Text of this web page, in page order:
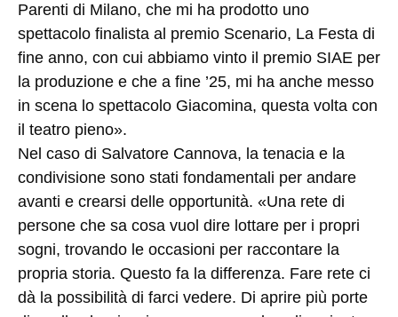
Parenti di Milano, che mi ha prodotto uno
spettacolo finalista al premio Scenario, La Festa di
fine anno, con cui abbiamo vinto il premio SIAE per
la produzione e che a fine ’25, mi ha anche messo
in scena lo spettacolo Giacomina, questa volta con
il teatro pieno».
Nel caso di Salvatore Cannova, la tenacia e la
condivisione sono stati fondamentali per andare
avanti e crearsi delle opportunità. «Una rete di
persone che sa cosa vuol dire lottare per i propri
sogni, trovando le occasioni per raccontare la
propria storia. Questo fa la differenza. Fare rete ci
dà la possibilità di farci vedere. Di aprire più porte